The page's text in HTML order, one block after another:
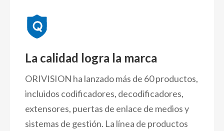
La calidad logra la marca
ORIVISION ha lanzado más de 60 productos,
incluidos codificadores, decodificadores,
extensores, puertas de enlace de medios y
sistemas de gestión. La línea de productos